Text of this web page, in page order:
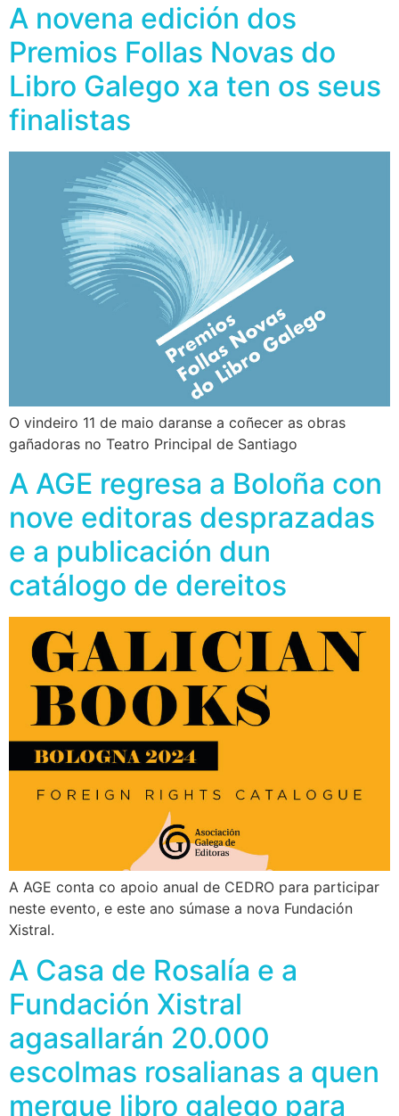
A novena edición dos
Premios Follas Novas do
Libro Galego xa ten os seus
finalistas
O vindeiro 11 de maio daranse a coñecer as obras
gañadoras no Teatro Principal de Santiago
A AGE regresa a Boloña con
nove editoras desprazadas
e a publicación dun
catálogo de dereitos
A AGE conta co apoio anual de CEDRO para participar
neste evento, e este ano súmase a nova Fundación
Xistral.
A Casa de Rosalía e a
Fundación Xistral
agasallarán 20.000
escolmas rosalianas a quen
merque libro galego para